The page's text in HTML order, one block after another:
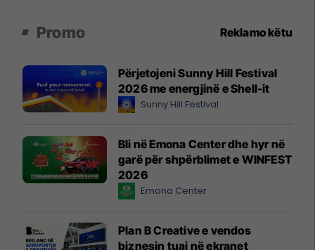
Promo Reklamo këtu
Përjetojeni Sunny Hill Festival
2026 me energjinë e Shell-it
Sunny Hill Festival
Bli në Emona Center dhe hyr në
garë për shpërblimet e WINFEST
2026
Emona Center
Plan B Creative e vendos
biznesin tuaj në ekranet